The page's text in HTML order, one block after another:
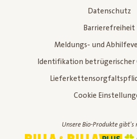
Datenschutz
Barrierefreiheit
Meldungs- und
Identifikation betrügerischer
Cookie
Unsere Bio-Produkte gibt's